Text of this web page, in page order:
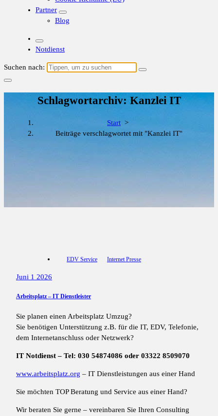
Partner
Blog
Notdienst
Suchen nach:
Schlagwortarchiv: Kanzlei IT
Start >
Beiträge verschlagwortet mit "Kanzlei IT"
EDV Service Internet Presse
Juni 1 2026
Arbeitsplatz – IT Dienstleister
Sie planen einen Arbeitsplatz Umzug?
Sie benötigen Unterstützung z.B. für die IT, EDV, Telefonie,
dem Internetanschluss oder Netzwerk?
IT Notdienst – Tel: 030 54874086 oder 03322 8509070
www.arbeitsplatz.org – IT Dienstleistungen aus einer Hand
Sie möchten TOP Beratung und Service aus einer Hand?
Wir beraten Sie gerne – vereinbaren Sie Ihren Consulting